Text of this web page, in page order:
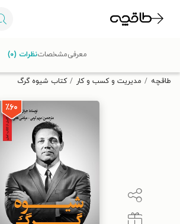
تخفیف از طاقچه دریافت کن.
طاقچه مدیریت و کسب و کار کتاب شیوه گرگ
٪۶۰
معرفیمشخصاتنظرات (۰)